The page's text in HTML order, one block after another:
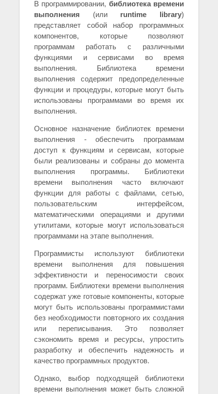
В программировании, библиотека времени
выполнения (или runtime library)
представляет собой набор программных
компонентов, которые позволяют
программам работать с различными
функциями и сервисами во время
выполнения. Библиотека времени
выполнения содержит предопределенные
функции и процедуры, которые могут быть
использованы программами во время их
выполнения.
Основное назначение библиотек времени
выполнения - обеспечить программам
доступ к функциям и сервисам, которые
были реализованы и собраны до момента
выполнения программы. Библиотеки
времени выполнения часто включают
функции для работы с файлами, сетью,
пользовательским интерфейсом,
математическими операциями и другими
утилитами, которые могут использоваться
программами на этапе выполнения.
Программисты используют библиотеки
времени выполнения для повышения
эффективности и переносимости своих
программ. Библиотеки времени выполнения
содержат уже готовые компоненты, которые
могут быть использованы программистами
без необходимости повторного их создания
или переписывания. Это позволяет
сэкономить время и ресурсы, упростить
разработку и обеспечить надежность и
качество программных продуктов.
Однако, выбор подходящей библиотеки
времени выполнения может быть сложной